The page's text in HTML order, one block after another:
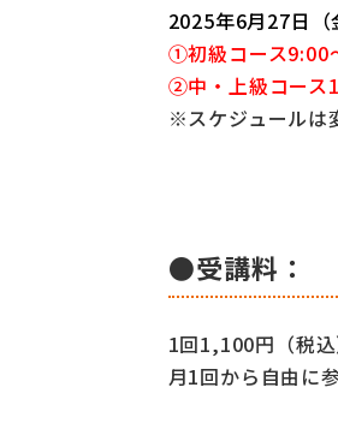
2025年6月27日（
①初級コース9:00
②中・上級コース
※スケジュールは
●受講料：
1回1,100円（税込
月1回から自由に